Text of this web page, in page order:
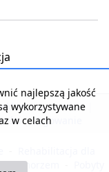
w serwisie
| Logowanie
morzem
najlepszą jakość
wykorzystywane
w celach